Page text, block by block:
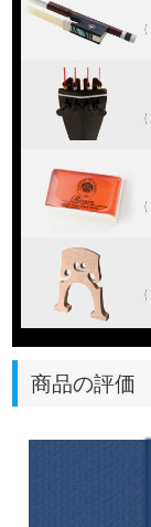
商品の評価